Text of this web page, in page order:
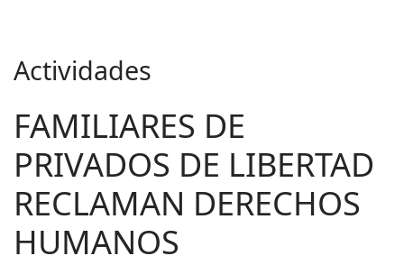
Actividades
FAMILIARES DE
PRIVADOS DE LIBERTAD
RECLAMAN DERECHOS
HUMANOS